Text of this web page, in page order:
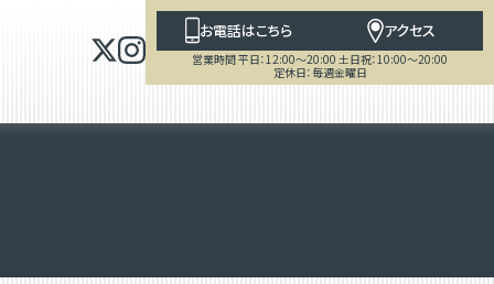
お電話はこちら アクセス
営業時間 平日：12:00～20:00 土日祝：10:00～20:00
定休日：毎週金曜日